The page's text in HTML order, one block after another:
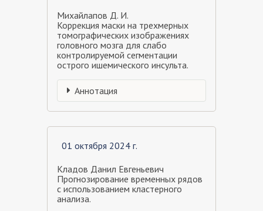
Михайлапов Д. И.
Коррекция маски на трехмерных
томографических изображениях
головного мозга для слабо
контролируемой сегментации
острого ишемического инсульта.
Аннотация
01 октября 2024 г.
Кладов Данил Евгеньевич
Прогнозирование временных рядов
с использованием кластерного
анализа.